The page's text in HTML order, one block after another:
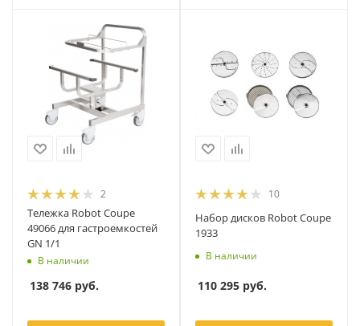
2
Тележка Robot Coupe
49066 для гастроемкостей
GN 1/1
В наличии
138 746 руб.
10
Набор дисков Robot Coupe
1933
В наличии
110 295 руб.